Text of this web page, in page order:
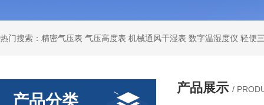
产品分类
产品展示 /